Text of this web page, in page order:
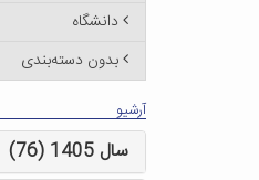
دانشگاه
بدون دسته‌بندی
آرشیو
سال 1405 (76)